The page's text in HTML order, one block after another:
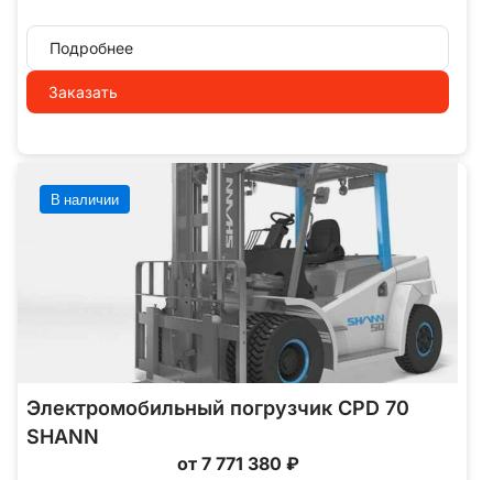
Подробнее
Заказать
В наличии
Электромобильный погрузчик CPD 70
SHANN
от 7 771 380 ₽